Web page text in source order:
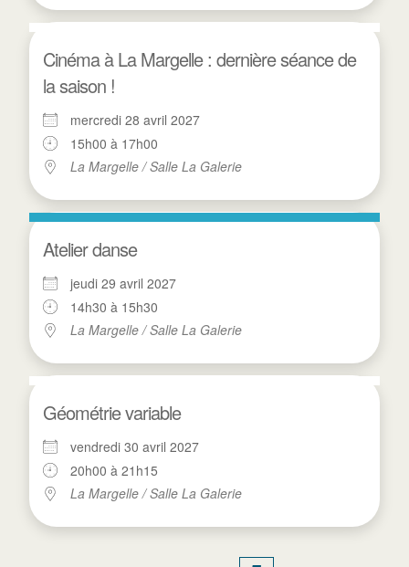
Cinéma à La Margelle : dernière séance de
la saison !
mercredi 28 avril 2027
15h00 à 17h00
La Margelle / Salle La Galerie
Atelier danse
jeudi 29 avril 2027
14h30 à 15h30
La Margelle / Salle La Galerie
Géométrie variable
vendredi 30 avril 2027
20h00 à 21h15
La Margelle / Salle La Galerie